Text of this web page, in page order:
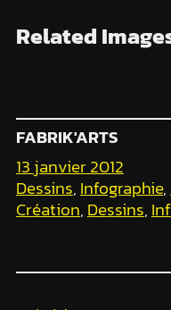
Related
FABRIK'ARTS
13 janvier 2012
Dessins, Infographie,
Création, Dessins,